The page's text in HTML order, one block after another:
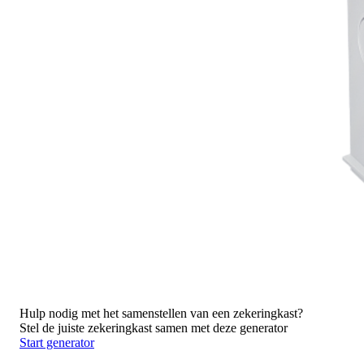
Hulp nodig met het samenstellen van een zekeringkast?
Stel de juiste zekeringkast samen met deze generator
Start generator